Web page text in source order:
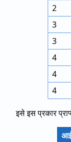
2
3
3
4
4
4
इसे इस प्रकार